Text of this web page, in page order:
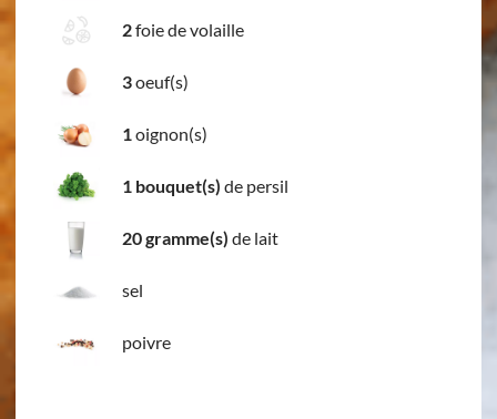
2foie de volaille
3oeuf(s)
1oignon(s)
1 bouquet(s) de persil
20 gramme(s) de lait
sel
poivre